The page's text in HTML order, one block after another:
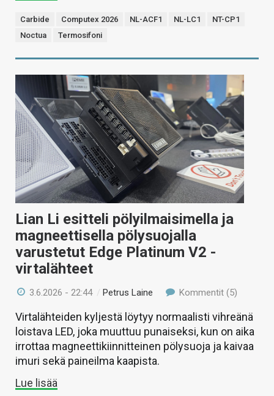
Carbide Computex 2026 NL-ACF1 NL-LC1
NT-CP1
Noctua
Termosifoni
Lian Li esitteli pölyilmaisimella ja
magneettisella pölysuojalla
varustetut Edge Platinum V2 -
virtalähteet
3.6.2026 - 22:44 /Petrus Laine Kommentit (5)
Virtalähteiden kyljestä löytyy normaalisti vihreänä
loistava LED, joka muuttuu punaiseksi, kun on aika
irrottaa magneettikiinnitteinen pölysuoja ja kaivaa
imuri sekä paineilma kaapista.
Lue lisää